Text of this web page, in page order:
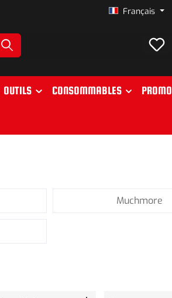
Français
OUTILS CONSOMMABLES PROMO
Muchmore